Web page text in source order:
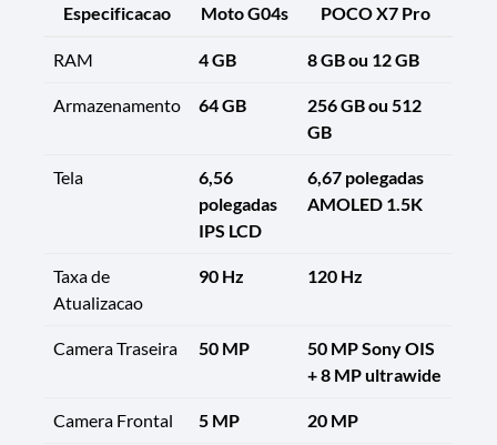
Especificacao Moto G04s POCO X7 Pro
RAM 4 GB 8 GB ou 12 GB
Armazenamento 64 GB
256 GB ou 512
GB
Tela
6,56
polegadas
IPS LCD
6,67 polegadas
AMOLED 1.5K
Taxa de
Atualizacao
90 Hz 120 Hz
Camera Traseira 50 MP
50 MP Sony OIS
+ 8 MP ultrawide
Camera Frontal 5 MP 20 MP